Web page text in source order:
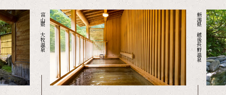
富山県 大牧温泉 新潟県 越後長野温泉